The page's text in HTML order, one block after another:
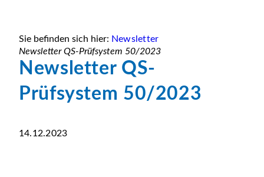
Sie befinden sich hier: Newsletter
Newsletter QS-Prüfsystem 50/2023
Newsletter QS-
Prüfsystem 50/2023
14.12.2023